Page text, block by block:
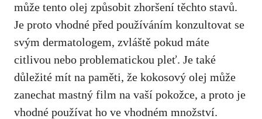
může tento olej způsobit zhoršení těchto stavů.
Je proto vhodné před používáním konzultovat se‍
svým dermatologem, zvláště pokud‌ máte
citlivou nebo ‍problematickou pleť. Je také
důležité mít na paměti, že⁤ kokosový olej může
zanechat mastný film na vaší pokožce, a proto je
vhodné používat ho ve ​vhodném množství.